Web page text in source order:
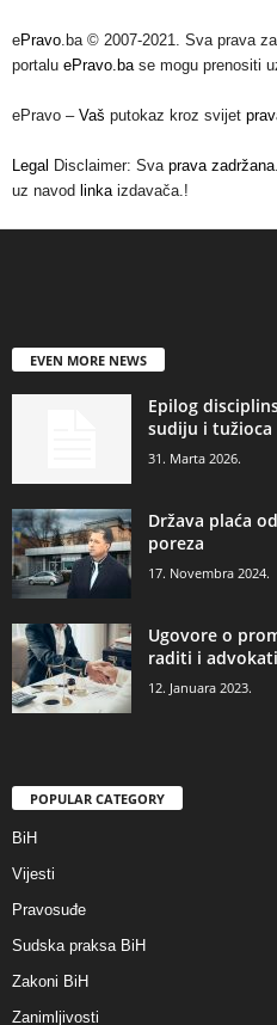
ePravo .ba © 2007-2021. Sva prava
portalu ePravo.ba se mogu prenositi
ePravo – Vaš putokaz kroz svijet
Legal Disclaimer: Sva prava zadržana
uz navod linka izdavača.!
EVEN MORE NEWS
Epilog
sudiju i tužioca
31. Marta 2026.
Država plaća
poreza
17. Novembra 2024.
Ugovore o
raditi i advokati
12. Januara 2023.
POPULAR CATEGORY
BiH
Vijesti
Pravosuđe
Sudska praksa BiH
Zakoni BiH
Zanimljivosti